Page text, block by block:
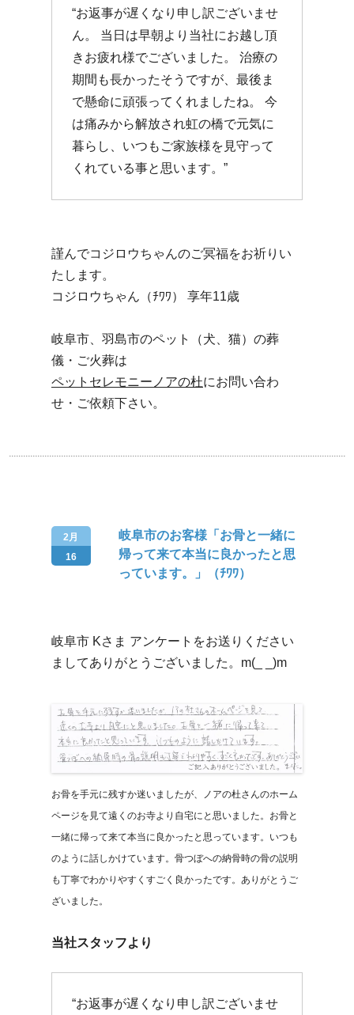
“お返事が遅くなり申し訳ございませ
ん。 当日は早朝より当社にお越し頂
きお疲れ様でございました。 治療の
期間も長かったそうですが、最後ま
で懸命に頑張ってくれましたね。 今
は痛みから解放され虹の橋で元気に
暮らし、いつもご家族様を見守って
くれている事と思います。”
謹んでコジロウちゃんのご冥福をお祈りい
たします。
コジロウちゃん（ﾁﾜﾜ） 享年11歳
岐阜市、羽島市のペット（犬、猫）の葬
儀・ご火葬は
ペットセレモニーノアの杜にお問い合わ
せ・ご依頼下さい。
2月
16
岐阜市のお客様「お骨と一緒に
帰って来て本当に良かったと思
っています。」（ﾁﾜﾜ）
岐阜市 Kさま アンケートをお送りください
ましてありがとうございました。m(_ _)m
お骨を手元に残すか迷いましたが、ノアの杜さんのホーム
ページを見て遠くのお寺より自宅にと思いました。お骨と
一緒に帰って来て本当に良かったと思っています。いつも
のように話しかけています。骨つぼへの納骨時の骨の説明
も丁寧でわかりやすくすごく良かったです。ありがとうご
ざいました。
当社スタッフより
“お返事が遅くなり申し訳ございませ